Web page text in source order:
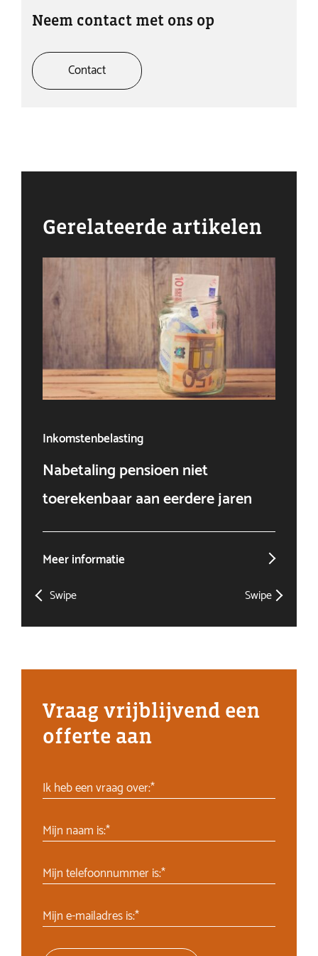
Neem contact met ons op
Contact
Gerelateerde artikelen
Inkomstenbelasting
Nabetaling pensioen niet
toerekenbaar aan eerdere jaren
Meer informatie
Swipe Swipe
Vraag vrijblijvend een
offerte aan
Ik heb een vraag over:*
Mijn naam is:*
Mijn telefoonnummer is:*
Mijn e-mailadres is:*